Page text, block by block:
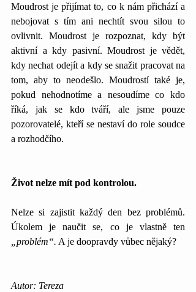
Moudrost je přijímat to, co k nám přichází a
nebojovat s tím ani nechtít svou silou to
ovlivnit. Moudrost je rozpoznat, kdy být
aktivní a kdy pasivní. Moudrost je vědět,
kdy nechat odejít a kdy se snažit pracovat na
tom, aby to neodešlo. Moudrostí také je,
pokud nehodnotíme a nesoudíme co kdo
říká, jak se kdo tváří, ale jsme pouze
pozorovatelé, kteří se nestaví do role soudce
a rozhodčího.
Život nelze mít pod kontrolou.
Nelze si zajistit každý den bez problémů.
„problém“. A je doopravdy vůbec nějaký?
Autor: Tereza